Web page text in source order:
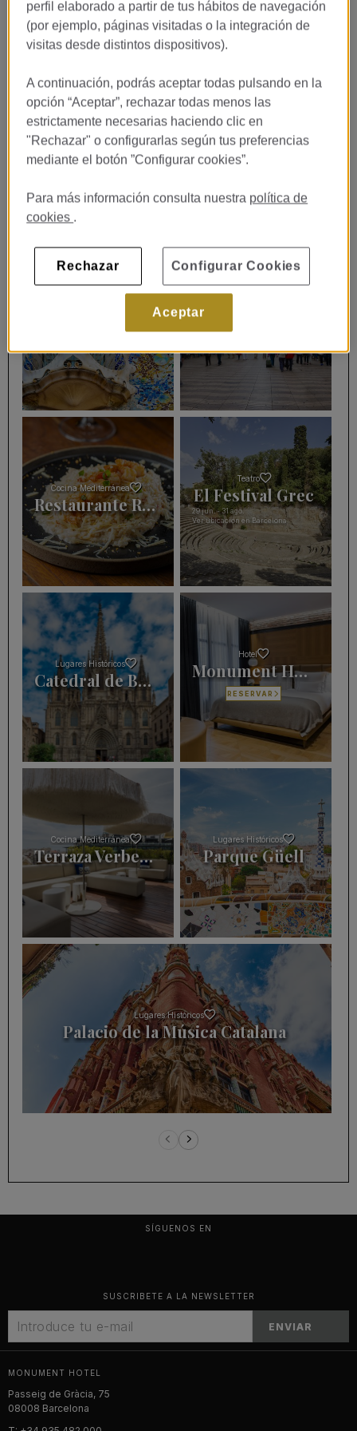
Adultos Amigable con el planeta Destacados
Use left and right arrow keys to move between filters. Press Space or Enter to
Lugares Históricos
Sagrada Familia
Casa Batlló
Atracciones Y Monumentos
La Rambla
Cocina Mediterránea
Restaurante Reñé 1910
Teatro
El Festival Grec
29 jun.-31 ago.
Ver ubicación en Barcelona
Lugares Históricos
Catedral de Barcelona
Hotel
Monument Hotel
RESERVAR
Cocina Mediterránea
Terraza Verbena Rooftop by Monument Hotel
Lugares Históricos
Parque Güell
Lugares Históricos
Palacio de la Música Catalana
SÍGUENOS EN
SUSCRIBETE A LA NEWSLETTER
ENVIAR
MONUMENT HOTEL
Passeig de Gràcia, 75
08008 Barcelona
perfil elaborado a partir de tus hábitos de navegación
(por ejemplo, páginas visitadas o la integración de
visitas desde distintos dispositivos).
A continuación, podrás aceptar todas pulsando en la
opción “Aceptar”, rechazar todas menos las
estrictamente necesarias haciendo clic en
"Rechazar" o configurarlas según tus preferencias
mediante el botón ”Configurar cookies”.
Para más información consulta nuestra política de
cookies .
Rechazar
Aceptar
Configurar Cookies